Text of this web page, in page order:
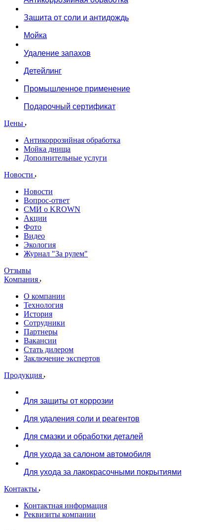
Защита от соли и антидождь
Мойка
Удаление запахов
Детейлинг
Промышленное применение
Подарочный сертификат
Цены
Антикоррозийная обработка
Мойка днища
Дополнительные услуги
Новости
Новости
Вопрос-ответ
СМИ о KROWN
Акции
Фото
Видео
Экология
Журнал "За рулем"
Отзывы
Компания
О компании
Технология
История
Сотрудники
Партнеры
Вакансии
Стать дилером
Заключение экспертов
Продукция
Для защиты от коррозии
Для удаления соли и реагентов
Для смазки и обработки деталей
Для ухода за салоном автомобиля
Для ухода за лакокрасочными покрытиями
Контакты
Контактная информация
Реквизиты компании